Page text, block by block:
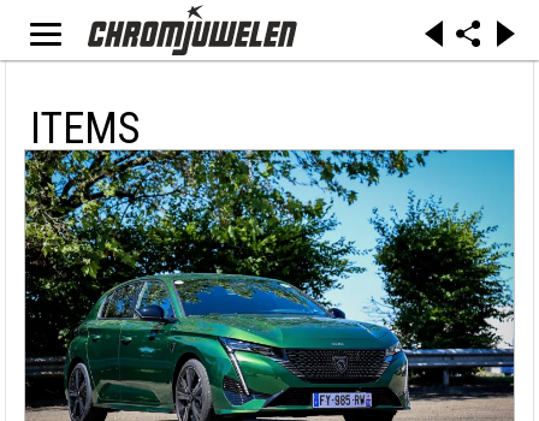
ITEMS